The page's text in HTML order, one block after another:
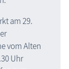
am 29.
vom Alten
Uhr